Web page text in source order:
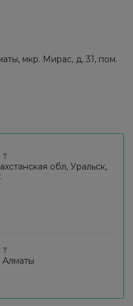
мкр. Мирас, д. 31, пом.
₸
обл, Уральск,
₸